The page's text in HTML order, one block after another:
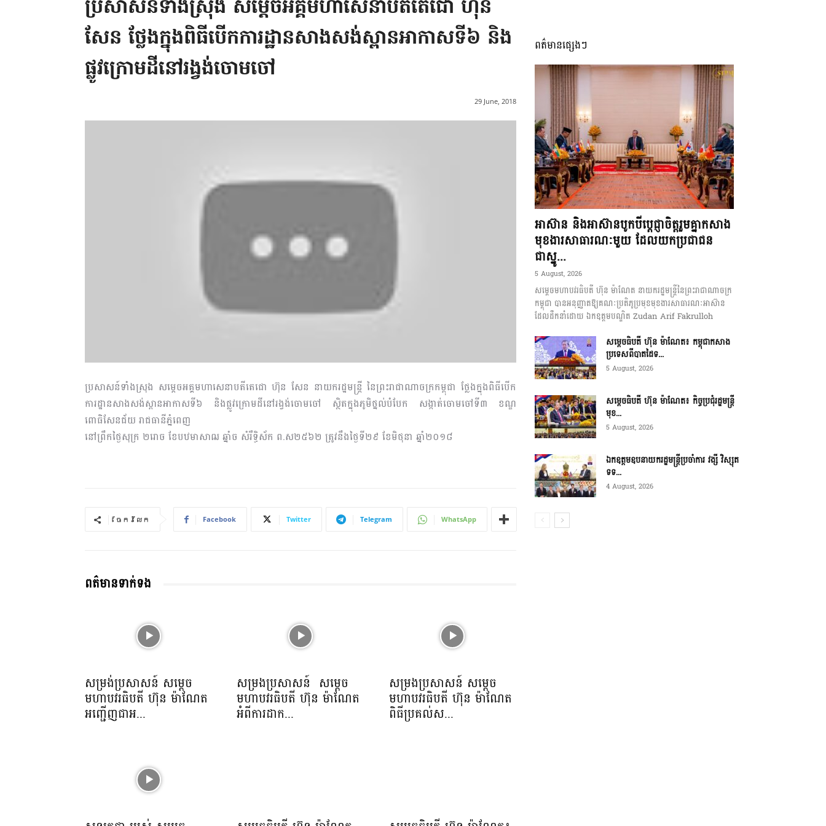
ប្រសាសន៍ទាំងស្រុង សម្តេចអគ្គមហាសេនាបតីតេជោ ហ៊ុន
សែន ថ្លែងក្នុងពិធី​បើកការដ្ឋានសាងសង់ស្ពានអាកាសទី៦ និង
ផ្លូវក្រោមដីនៅរង្វង់ចោម​ចៅ
29 June, 2018
ប្រសាសន៍ទាំងស្រុង សម្តេចអគ្គមហាសេនាបតីតេជោ ហ៊ុន សែន នាយករដ្ឋមន្ត្រី នៃព្រះ​រាជាណា​ចក្រ​កម្ពុជា ថ្លែងក្នុងពិធី​បើក
ការដ្ឋានសាងសង់ស្ពានអាកាសទី៦ និងផ្លូវក្រោមដីនៅរង្វង់ចោម​ចៅ​ ស្ថិតក្នុងភូមិថ្នល់បំបែក សង្កាត់ចោមចៅទី៣ ខណ្ឌ
ពោធិសែនជ័យ រាជធានីភ្នំពេញ
នៅព្រឹកថ្ងៃសុក្រ ២រោច ខែបឋមាសាឍ ឆ្នាំច សំរឹទ្ធិស័ក ព.ស២៥៦២ ត្រូវនឹងថ្ងៃទី២៩ ខែមិថុនា ឆ្នាំ២០១៨
ចែករំលែក Facebook Twitter Telegram WhatsApp
ពត៌មានទាក់ទង
សម្រង់ប្រសាសន៍ សម្ដេច
មហាបវរធិបតី ហ៊ុន ម៉ាណែត
អញ្ជើញជាអ...
សម្រងប្រសាសន៍ សម្ដេច
មហាបវរធិបតី ហ៊ុន ម៉ាណែត
អំពីការដាក...
សម្រងប្រសាសន៍ សម្ដេច
មហាបវរធិបតី ហ៊ុន ម៉ាណែត
ពិធីប្រគល់ស...
ពត៌មានផ្សេងៗ
អាស៊ាន និងអាស៊ានបូកបីប្តេជ្ញាចិត្តរួមគ្នាកសាង
មុខងារសាធារណៈមួយ ដែលយកប្រជាជន
ជាស្នូ...
5 August, 2026
សម្តេចមហាបវរធិបតី ហ៊ុន ម៉ាណែត នាយករដ្ឋមន្ត្រីនៃព្រះរាជាណាចក្រ
កម្ពុជា បានអនុញ្ញាតឱ្យគណៈប្រតិភូប្រមុខមុខងារសាធារណៈអាស៊ាន
ដែលដឹកនាំដោយ ឯកឧត្តមបណ្ឌិត Zudan Arif Fakrulloh
សម្ដេចធិបតី ហ៊ុន ម៉ាណែត៖ កម្ពុជាកសាង
ប្រទេសពីបាតដៃទ...
5 August, 2026
សម្ដេចធិបតី ហ៊ុន ម៉ាណែត៖ កិច្ចប្រជុំរដ្ឋមន្ត្រី
មុខ...
5 August, 2026
ឯកឧត្តមឧបនាយករដ្ឋមន្ត្រីប្រចាំការ វង្សី វិស្សុត
ទទ...
4 August, 2026